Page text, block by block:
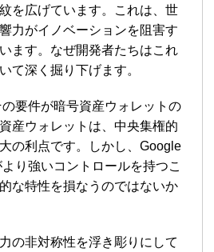
を広げています。これは、世
力がイノベーションを阻害す
ます。なぜ開発者たちはこれ
て深く掘り下げます。
要件が暗号資産ウォレットの
産ウォレットは、中央集権的
の利点です。しかし、Google
り強いコントロールを持つこ
な特性を損なうのではないか
の非対称性を浮き彫りにして